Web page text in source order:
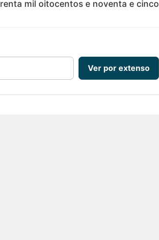
mil oitocentos e noventa e cinco
Ver por extenso